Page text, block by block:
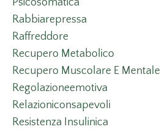
Rabbiarepressa
Raffreddore
Recupero Metabolico
Recupero Muscolare E Mentale
Regolazioneemotiva
Relazioniconsapevoli
Resistenza Insulinica